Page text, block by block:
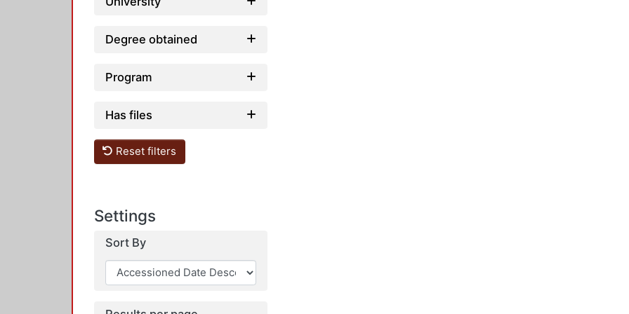
Degree obtained
Program
Has files
Reset filters
Settings
Sort By